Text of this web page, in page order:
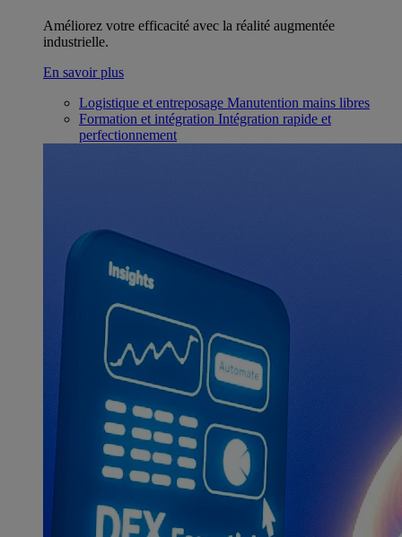
Améliorez votre efficacité avec la réalité augmentée
industrielle.
En savoir plus
Logistique et entreposage Manutention mains libres
Formation et intégration Intégration rapide et
perfectionnement